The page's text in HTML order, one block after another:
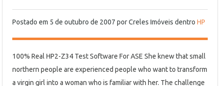
Postado em 5 de outubro de 2007 porCreles Imóveis dentro HP
100% Real HP2-Z34 Test Software For ASE She knew that small
northern people are experienced people who want to transform
a virgin girl into a woman who is familiar with her. The challenge